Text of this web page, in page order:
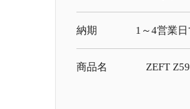
納期 1～4営業
商品名 ZEFT